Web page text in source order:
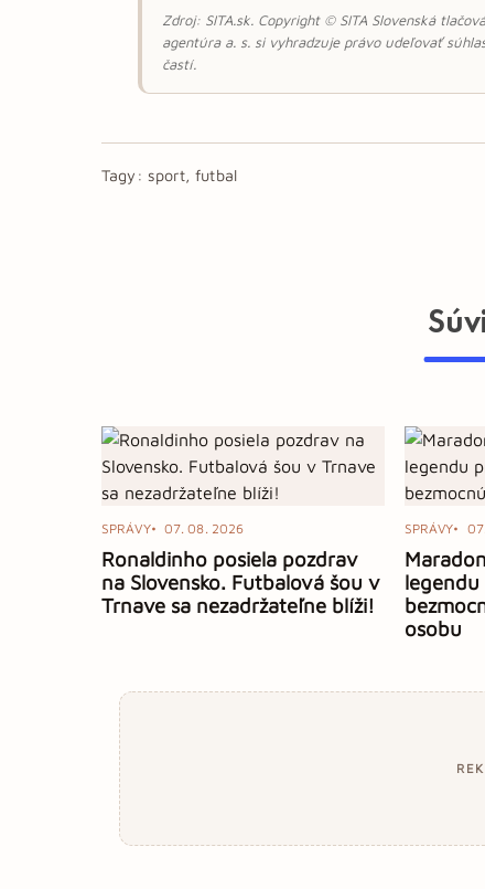
Zdroj: SITA.sk. Copyright © SITA Slovenská
agentúra a. s. si vyhradzuje právo udeľovať
častí.
Tagy: sport, futbal
SPRÁVY 07. 08. 2026
Ronaldinho posiela pozdrav
na Slovensko. Futbalová šou v
Trnave sa nezadržateľne blíži!
SPRÁVY
osobu